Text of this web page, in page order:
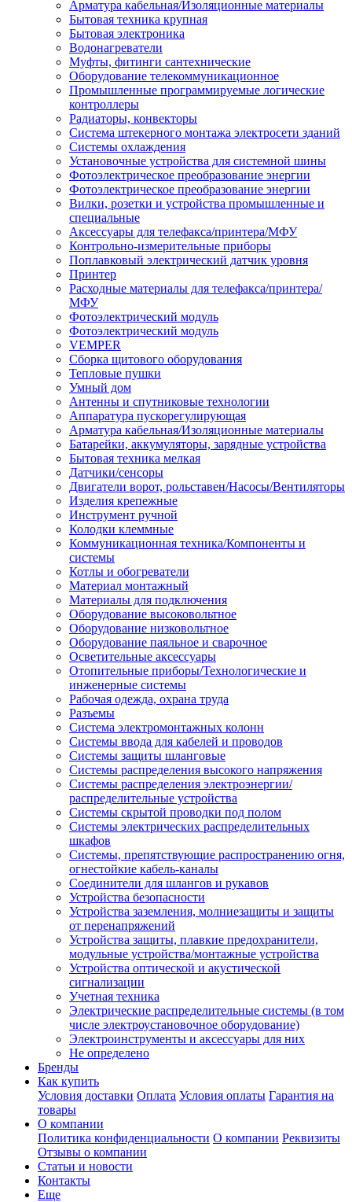
Арматура кабельная/Изоляционные материалы
Бытовая техника крупная
Бытовая электроника
Водонагреватели
Муфты, фитинги сантехнические
Оборудование телекоммуникационное
Промышленные программируемые логические
контроллеры
Радиаторы, конвекторы
Система штекерного монтажа электросети зданий
Системы охлаждения
Установочные устройства для системной шины
Фотоэлектрическое преобразование энергии
Фотоэлектрическое преобразование энергии
Вилки, розетки и устройства промышленные и
специальные
Аксессуары для телефакса/принтера/МФУ
Контрольно-измерительные приборы
Поплавковый электрический датчик уровня
Принтер
Расходные материалы для телефакса/принтера/
МФУ
Фотоэлектрический модуль
Фотоэлектрический модуль
VEMPER
Сборка щитового оборудования
Тепловые пушки
Умный дом
Антенны и спутниковые технологии
Аппаратура пускорегулирующая
Арматура кабельная/Изоляционные материалы
Батарейки, аккумуляторы, зарядные устройства
Бытовая техника мелкая
Датчики/сенсоры
Двигатели ворот, рольставен/Насосы/Вентиляторы
Изделия крепежные
Инструмент ручной
Колодки клеммные
Коммуникационная техника/Компоненты и
системы
Котлы и обогреватели
Материал монтажный
Материалы для подключения
Оборудование высоковольтное
Оборудование низковольтное
Оборудование паяльное и сварочное
Осветительные аксессуары
Отопительные приборы/Технологические и
инженерные системы
Рабочая одежда, охрана труда
Разъемы
Система электромонтажных колонн
Системы ввода для кабелей и проводов
Системы защиты шланговые
Системы распределения высокого напряжения
Системы распределения электроэнергии/
распределительные устройства
Системы скрытой проводки под полом
Системы электрических распределительных
шкафов
Системы, препятствующие распространению огня,
огнестойкие кабель-каналы
Соединители для шлангов и рукавов
Устройства безопасности
Устройства заземления, молниезащиты и защиты
от перенапряжений
Устройства защиты, плавкие предохранители,
модульные устройства/монтажные устройства
Устройства оптической и акустической
сигнализации
Учетная техника
Электрические распределительные системы (в том
числе электроустановочное оборудование)
Электроинструменты и аксессуары для них
Не определено
Бренды
Как купить
Условия доставки Оплата Условия оплаты Гарантия на
товары
О компании
Политика конфиденциальности О компании Реквизиты
Отзывы о компании
Статьи и новости
Контакты
Еще